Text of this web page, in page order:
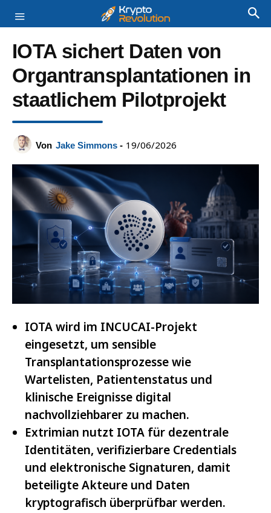
IOTA sichert Daten von
Organtransplantationen in
staatlichem Pilotprojekt
Von Jake Simmons - 19/06/2026
IOTA wird im INCUCAI-Projekt
eingesetzt, um sensible
Transplantationsprozesse wie
Wartelisten, Patientenstatus und
klinische Ereignisse digital
nachvollziehbarer zu machen.
Extrimian nutzt IOTA für dezentrale
Identitäten, verifizierbare Credentials
und elektronische Signaturen, damit
beteiligte Akteure und Daten
kryptografisch überprüfbar werden.